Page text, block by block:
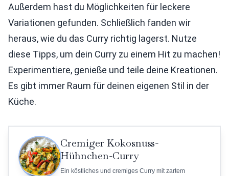
Außerdem hast du Möglichkeiten für leckere
Variationen gefunden. Schließlich fanden wir
heraus, wie du das Curry richtig lagerst. Nutze
diese Tipps, um dein Curry zu einem Hit zu machen!
Experimentiere, genieße und teile deine Kreationen.
Es gibt immer Raum für deinen eigenen Stil in der
Küche.
Cremiger Kokosnuss-
Hühnchen-Curry
Ein köstliches und cremiges Curry mit zartem